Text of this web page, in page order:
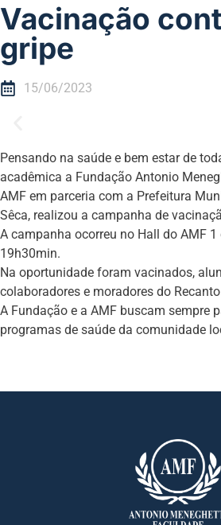
Vacinação
gripe
15/06/2023
Pensando na saúde e bem estar de
acadêmica a Fundação Antonio
AMF em parceria com a Prefeitura
Sêca, realizou a campanha de
A campanha ocorreu no Hall do AMF
19h30min.
Na oportunidade foram vacinados,
colaboradores e moradores do
A Fundação e a AMF buscam sempre
programas de saúde da comunidade